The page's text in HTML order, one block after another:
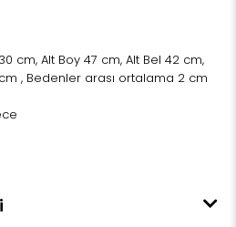
cm, Alt Boy 47 cm, Alt Bel 42 cm,
cm , Bedenler arası ortalama 2 cm